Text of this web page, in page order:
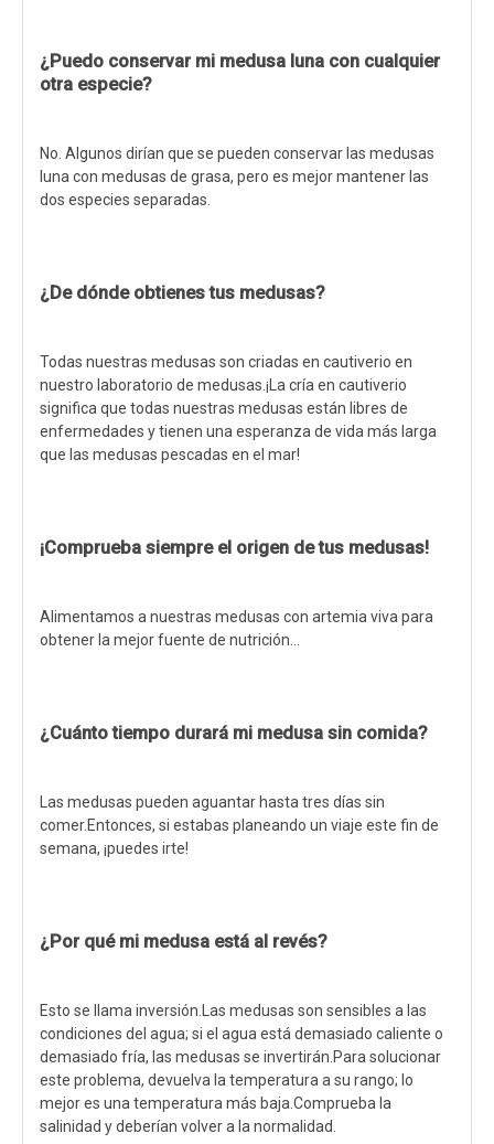
¿Puedo conservar mi medusa luna con cualquier
otra especie?
No. Algunos dirían que se pueden conservar las medusas
luna con medusas de grasa, pero es mejor mantener las
dos especies separadas.
¿De dónde obtienes tus medusas?
Todas nuestras medusas son criadas en cautiverio en
nuestro laboratorio de medusas.¡La cría en cautiverio
significa que todas nuestras medusas están libres de
enfermedades y tienen una esperanza de vida más larga
que las medusas pescadas en el mar!
¡Comprueba siempre el origen de tus medusas!
Alimentamos a nuestras medusas con artemia viva para
obtener la mejor fuente de nutrición...
¿Cuánto tiempo durará mi medusa sin comida?
Las medusas pueden aguantar hasta tres días sin
comer.Entonces, si estabas planeando un viaje este fin de
semana, ¡puedes irte!
¿Por qué mi medusa está al revés?
Esto se llama inversión.Las medusas son sensibles a las
condiciones del agua; si el agua está demasiado caliente o
demasiado fría, las medusas se invertirán.Para solucionar
este problema, devuelva la temperatura a su rango; lo
mejor es una temperatura más baja.Comprueba la
salinidad y deberían volver a la normalidad.